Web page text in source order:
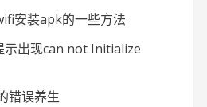
安装apk的一些方法
出现can not Initialize
错误养生